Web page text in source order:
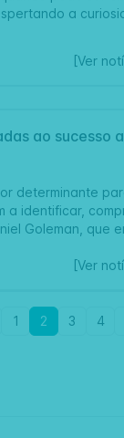
a
[Ver
ao sucesso
determinante
a identificar,
Goleman, que
[Ver
1 2 3 4